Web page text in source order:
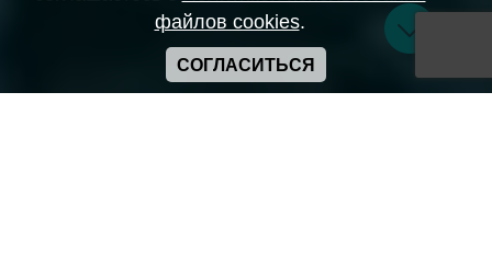
файлов cookies.
СОГЛАСИТЬСЯ